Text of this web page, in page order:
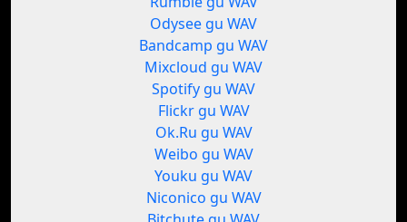
Odysee gu WAV
Bandcamp gu WAV
Mixcloud gu WAV
Spotify gu WAV
Flickr gu WAV
Ok.Ru gu WAV
Weibo gu WAV
Youku gu WAV
Niconico gu WAV